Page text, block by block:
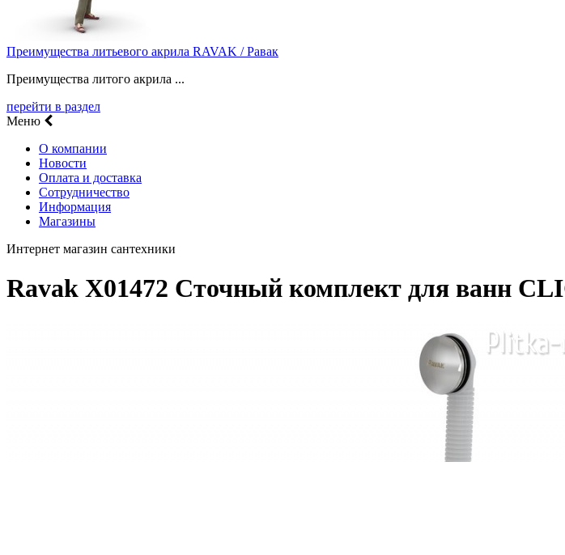
Преимущества литьевого акрила RAVAK / Равак
Преимущества литого акрила ...
перейти в раздел
Меню
О компании
Новости
Оплата и доставка
Сотрудничество
Информация
Магазины
Интернет магазин сантехники
Ravak X01472 Сточный комплект для ванн